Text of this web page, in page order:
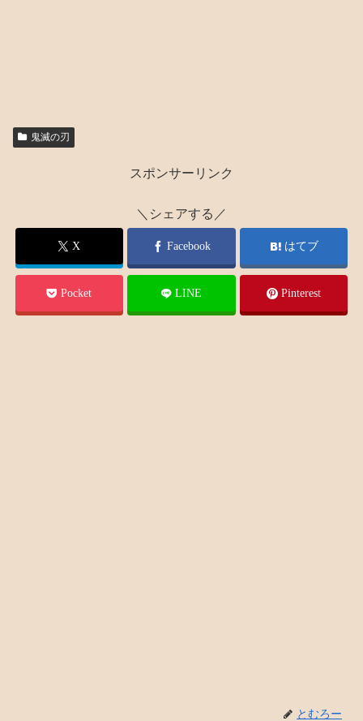
鬼滅の刃
スポンサーリンク
＼シェアする／
X Facebook はてブ
Pocket LINE Pinterest
とむろー